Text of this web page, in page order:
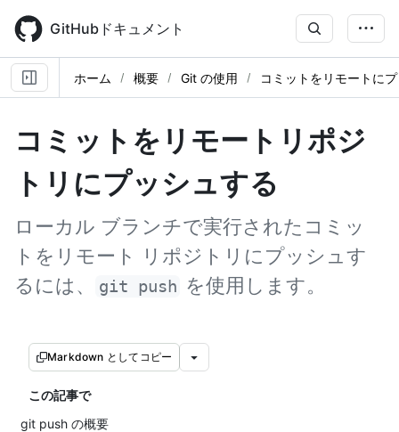
main
content
GitHubドキュメント
ホーム 概要 Git の使用 コミットをリモートに
コミットをリモートリポジ
トリにプッシュする
ローカル ブランチで実行されたコミッ
トをリモート リポジトリにプッシュす
るには、
git push を使用します。
Markdown としてコピー
この記事で
git push の概要